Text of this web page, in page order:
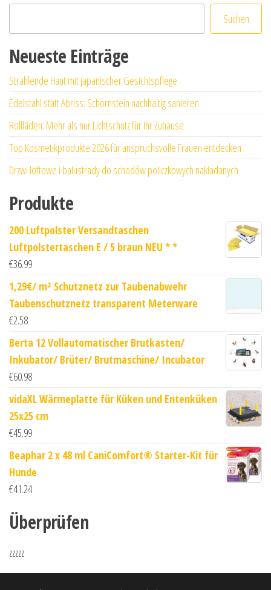
Suchen
Neueste Einträge
Strahlende Haut mit japanischer Gesichtspflege
Edelstahl statt Abriss: Schornstein nachhaltig sanieren
Rollläden: Mehr als nur Lichtschutz für Ihr Zuhause
Top Kosmetikprodukte 2026 für anspruchsvolle Frauen entdecken
Drzwi loftowe i balustrady do schodów policzkowych nakładanych
Produkte
200 Luftpolster Versandtaschen
Luftpolstertaschen E / 5 braun NEU * *
€36.99
1,29€/ m² Schutznetz zur Taubenabwehr
Taubenschutznetz transparent Meterware
€2.58
Berta 12 Vollautomatischer Brutkasten/
Inkubator/ Brüter/ Brutmaschine/ Incubator
€60.98
vidaXL Wärmeplatte für Küken und Entenküken
25x25 cm
€45.99
Beaphar 2 x 48 ml CaniComfort® Starter-Kit für
Hunde
€41.24
Überprüfen
zzzzz